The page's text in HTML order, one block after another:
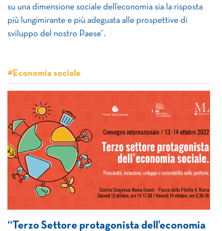
su una dimensione sociale dell’economia sia la risposta
più lungimirante e più adeguata alle prospettive di
sviluppo del nostro Paese”.
#Economia sociale
“Terzo Settore protagonista dell’economia